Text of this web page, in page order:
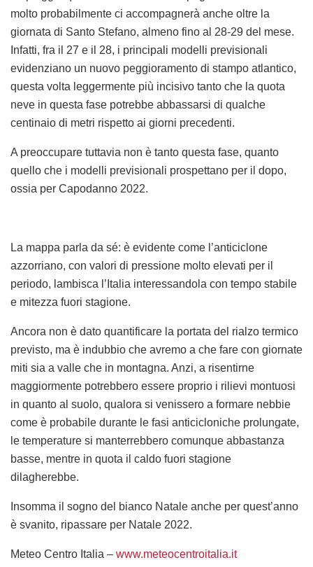
molto probabilmente ci accompagnerà anche oltre la
giornata di Santo Stefano, almeno fino al 28-29 del mese.
Infatti, fra il 27 e il 28, i principali modelli previsionali
evidenziano un nuovo peggioramento di stampo atlantico,
questa volta leggermente più incisivo tanto che la quota
neve in questa fase potrebbe abbassarsi di qualche
centinaio di metri rispetto ai giorni precedenti.
A preoccupare tuttavia non è tanto questa fase, quanto
quello che i modelli previsionali prospettano per il dopo,
ossia per Capodanno 2022.
La mappa parla da sé: è evidente come l’anticiclone
azzorriano, con valori di pressione molto elevati per il
periodo, lambisca l’Italia interessandola con tempo stabile
e mitezza fuori stagione.
Ancora non è dato quantificare la portata del rialzo termico
previsto, ma è indubbio che avremo a che fare con giornate
miti sia a valle che in montagna. Anzi, a risentirne
maggiormente potrebbero essere proprio i rilievi montuosi
in quanto al suolo, qualora si venissero a formare nebbie
come è probabile durante le fasi anticicloniche prolungate,
le temperature si manterrebbero comunque abbastanza
basse, mentre in quota il caldo fuori stagione
dilagherebbe.
Insomma il sogno del bianco Natale anche per quest’anno
è svanito, ripassare per Natale 2022.
Meteo Centro Italia – www.meteocentroitalia.it